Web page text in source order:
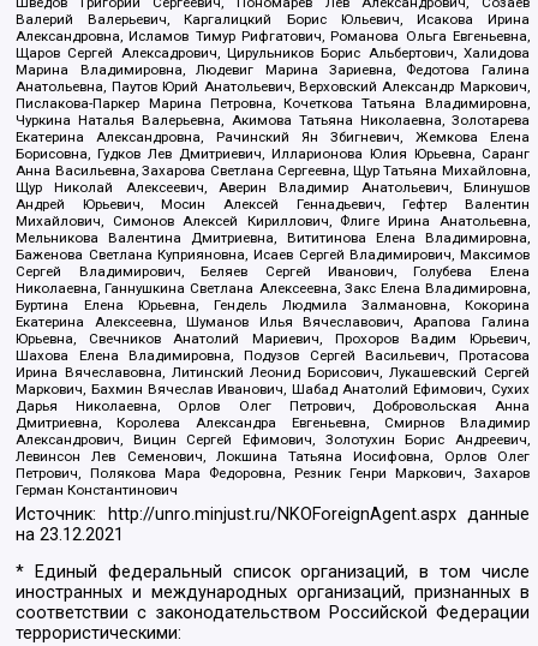
Валерий Валерьевич, Каргалицкий Борис Юльевич, Исакова Ирина
Александровна, Исламов Тимур Рифгатович, Романова Ольга Евгеньевна,
Щаров Сергей Алексадрович, Цирульников Борис Альбертович, Халидова
Марина Владимировна, Людевиг Марина Зариевна, Федотова Галина
Анатольевна, Паутов Юрий Анатольевич, Верховский Александр Маркович,
Пислакова-Паркер Марина Петровна, Кочеткова Татьяна Владимировна,
Чуркина Наталья Валерьевна, Акимова Татьяна Николаевна, Золотарева
Екатерина Александровна, Рачинский Ян Збигневич, Жемкова Елена
Борисовна, Гудков Лев Дмитриевич, Илларионова Юлия Юрьевна, Саранг
Анна Васильевна, Захарова Светлана Сергеевна, Щур Татьяна Михайловна,
Щур Николай Алексеевич, Аверин Владимир Анатольевич, Блинушов
Андрей Юрьевич, Мосин Алексей Геннадьевич, Гефтер Валентин
Михайлович, Симонов Алексей Кириллович, Флиге Ирина Анатольевна,
Мельникова Валентина Дмитриевна, Вититинова Елена Владимировна,
Баженова Светлана Куприяновна, Исаев Сергей Владимирович, Максимов
Сергей Владимирович, Беляев Сергей Иванович, Голубева Елена
Николаевна, Ганнушкина Светлана Алексеевна, Закс Елена Владимировна,
Буртина Елена Юрьевна, Гендель Людмила Залмановна, Кокорина
Екатерина Алексеевна, Шуманов Илья Вячеславович, Арапова Галина
Юрьевна, Свечников Анатолий Мариевич, Прохоров Вадим Юрьевич,
Шахова Елена Владимировна, Подузов Сергей Васильевич, Протасова
Ирина Вячеславовна, Литинский Леонид Борисович, Лукашевский Сергей
Маркович, Бахмин Вячеслав Иванович, Шабад Анатолий Ефимович, Сухих
Дарья Николаевна, Орлов Олег Петрович, Добровольская Анна
Дмитриевна, Королева Александра Евгеньевна, Смирнов Владимир
Александрович, Вицин Сергей Ефимович, Золотухин Борис Андреевич,
Левинсон Лев Семенович, Локшина Татьяна Иосифовна, Орлов Олег
Петрович, Полякова Мара Федоровна, Резник Генри Маркович, Захаров
Герман Константинович
Источник: http://unro.minjust.ru/NKOForeignAgent.aspxданные
на23.12.2021
* Единый федеральный список организаций, в том числе
иностранных и международных организаций, признанных в
соответствии с законодательством Российской Федерации
террористическими: